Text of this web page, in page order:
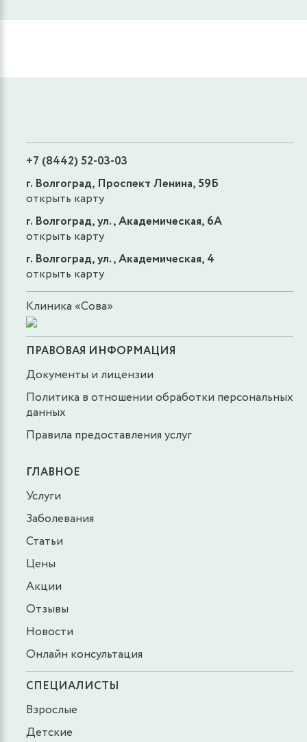
+7 (8442) 52-03-03
г. Волгоград, Проспект Ленина, 59Б
открыть карту
г. Волгоград, ул., Академическая, 6А
открыть карту
г. Волгоград, ул., Академическая, 4
открыть карту
Клиника «Сова»
ПРАВОВАЯ ИНФОРМАЦИЯ
Документы и лицензии
Политика в отношении обработки персональных
данных
Правила предоставления услуг
ГЛАВНОЕ
Услуги
Заболевания
Статьи
Цены
Акции
Отзывы
Новости
Онлайн консультация
СПЕЦИАЛИСТЫ
Взрослые
Детские